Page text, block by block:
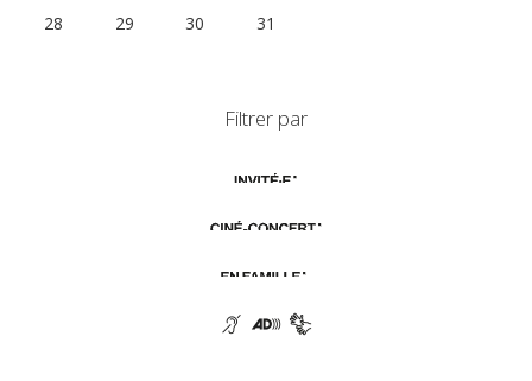
28
29 30 31
Filtrer par